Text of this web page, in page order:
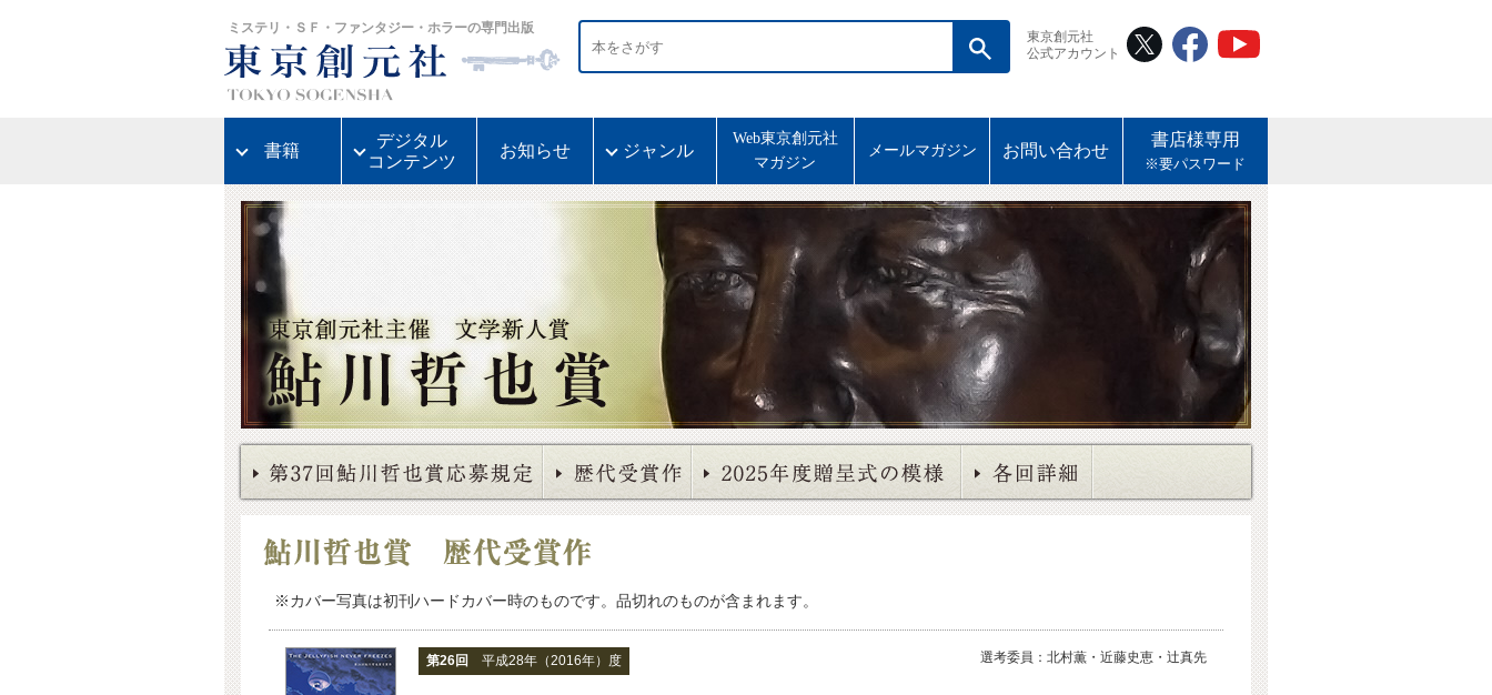
ミステリ・ＳＦ・ファンタジー・ホラーの専門出版
東京創元社
公式アカウント
書籍
デジタル
コンテンツ
お知らせ ジャンル
Web東京創元社
マガジン
メールマガジン お問い合わせ
書店様専用
※要パスワード
※カバー写真は初刊ハードカバー時のものです。品切れのものが含まれます。
第26回 平成28年（2016年）度 選考委員：北村薫・近藤史恵・辻真先